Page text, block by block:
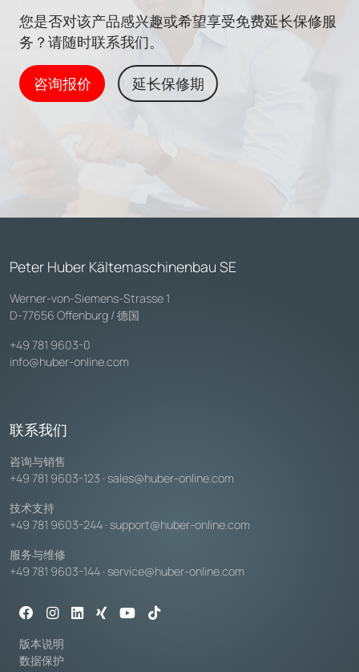
您是否对该产品感兴趣或希望享受免费延长保修服
务？请随时联系我们。
咨询报价 延长保修期
Peter Huber Kältemaschinenbau SE
Werner-von-Siemens-Strasse 1
D-77656 Offenburg / 德国
+49 781 9603-0
info@huber-online.com
联系我们
咨询与销售
+49 781 9603-123 · sales@huber-online.com
技术支持
+49 781 9603-244 · support@huber-online.com
服务与维修
+49 781 9603-144 · service@huber-online.com
版本说明
数据保护